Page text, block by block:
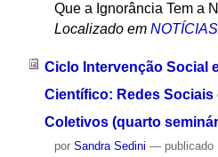
Que a Ignorância Tem a
Localizado em NOTÍCIAS
Ciclo Intervenção Social
Científico: Redes Sociais
Coletivos (quarto
por Sandra Sedini — publicado